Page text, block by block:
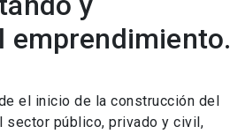
emprendimiento.
el inicio de la construcción del
sector público, privado y civil,